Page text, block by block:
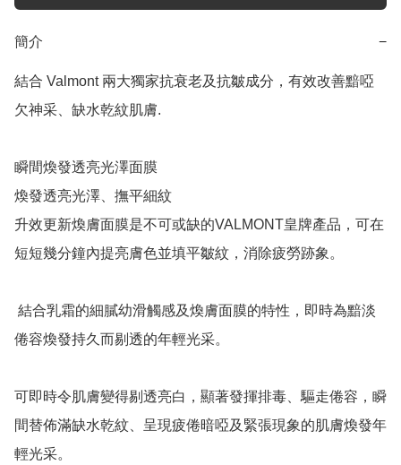
簡介 −
結合 Valmont 兩大獨家抗衰老及抗皺成分，有效改善黯啞
欠神采、缺水乾紋肌膚.
瞬間煥發透亮光澤面膜
煥發透亮光澤、撫平細紋
升效更新煥膚面膜是不可或缺的VALMONT皇牌產品，可在
短短幾分鐘內提亮膚色並填平皺紋，消除疲勞跡象。
倦容煥發持久而剔透的年輕光采。
可即時令肌膚變得剔透亮白，顯著發揮排毒、驅走倦容，瞬
間替佈滿缺水乾紋、呈現疲倦暗啞及緊張現象的肌膚煥發年
輕光采。